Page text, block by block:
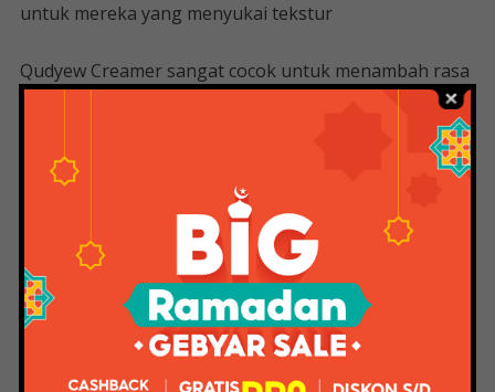
untuk mereka yang menyukai tekstur
Qudyew Creamer sangat cocok untuk menambah rasa
pada minuman panas atau dingin favorit Anda, seperti
berbagai minuman,
Merk Krimer Yang Enak & Terbaik
(update 2023)
Jika Anda lebih suka cairan, Anda dapat memilih
produk susu kental manis. Mengapa? Karena krim ini